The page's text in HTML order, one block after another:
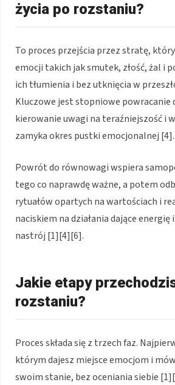
życia po rozstaniu?
To proces przejścia przez stratę,
emocji takich jak smutek, złość, żal i
ich tłumienia i bez utknięcia w
Kluczowe jest stopniowe powracanie
kierowanie uwagi na teraźniejszość i
zamyka okres pustki emocjonalnej [4].
Powrót do równowagi wspiera
tego co naprawdę ważne, a potem
rytuałów opartych na wartościach i
naciskiem na działania dające energię
nastrój [1][4][6].
Jakie etapy
rozstaniu?
Proces składa się z trzech faz.
którym dajesz miejsce emocjom i
swoim stanie, bez oceniania siebie